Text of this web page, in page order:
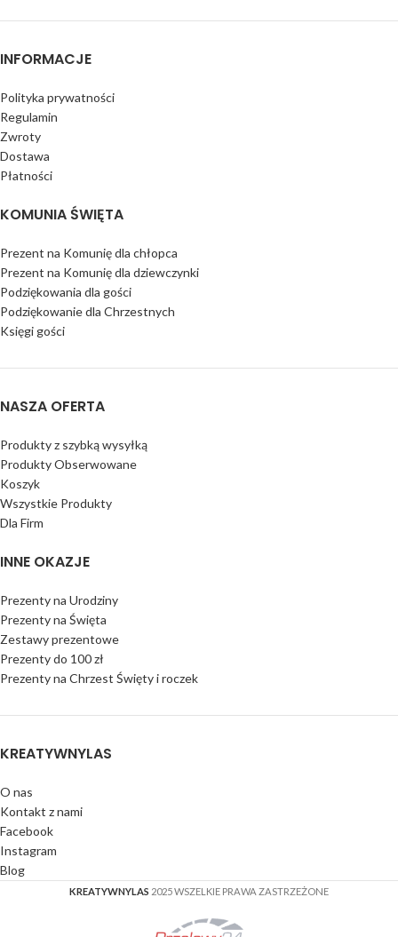
INFORMACJE
Polityka prywatności
Regulamin
Zwroty
Dostawa
Płatności
KOMUNIA ŚWIĘTA
Prezent na Komunię dla chłopca
Prezent na Komunię dla dziewczynki
Podziękowania dla gości
Podziękowanie dla Chrzestnych
Księgi gości
NASZA OFERTA
Produkty z szybką wysyłką
Produkty Obserwowane
Koszyk
Wszystkie Produkty
Dla Firm
INNE OKAZJE
Prezenty na Urodziny
Prezenty na Święta
Zestawy prezentowe
Prezenty do 100 zł
Prezenty na Chrzest Święty i roczek
KREATYWNYLAS
O nas
Kontakt z nami
Facebook
Instagram
Blog
KREATYWNYLAS 2025 WSZELKIE PRAWA ZASTRZEŻONE